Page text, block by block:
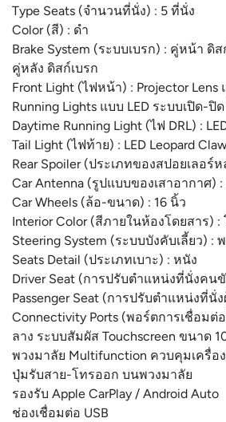
Type Seats (จำนวนที่นั่ง) : 5 ที่นั่ง
Color (สี) : ดำ
Brake System (ระบบเบรก) : คู่หน้า ดิส
คู่หลัง ดิสก์เบรก
Front Light (ไฟหน้า) : Projector Lens
Running Lights แบบ LED ระบบเปิด-
Daytime Running Light (ไฟ DRL) :
Tail Light (ไฟท้าย) : LED Leopard
Rear Spoiler (ประเภทของสปอยเลอร์ห
Car Antenna (รูปแบบของเสาอากาศ) :
Car Wheels (ล้อ-ขนาด) : 16 นิ้ว
Interior Color (สีภายในห้องโดยสาร) :
Steering System (ระบบบังคับเลี้ยว) :
Seats Detail (ประเภทเบาะ) : หนัง
Driver Seat (การปรับตำแหน่งที่นั่งคน
Passenger Seat (การปรับตำแหน่งที่นั่
Connectivity Ports (พอร์ตการเชื่อมต่
ลาง ระบบสัมผัส Touchscreen ขนาด
พวงมาลัย Multifunction ควบคุมเครื่อ
ปุ่มรับสาย-โทรออก บนพวงมาลัย
รองรับ Apple CarPlay / Android Auto
ช่องเชื่อมต่อ USB